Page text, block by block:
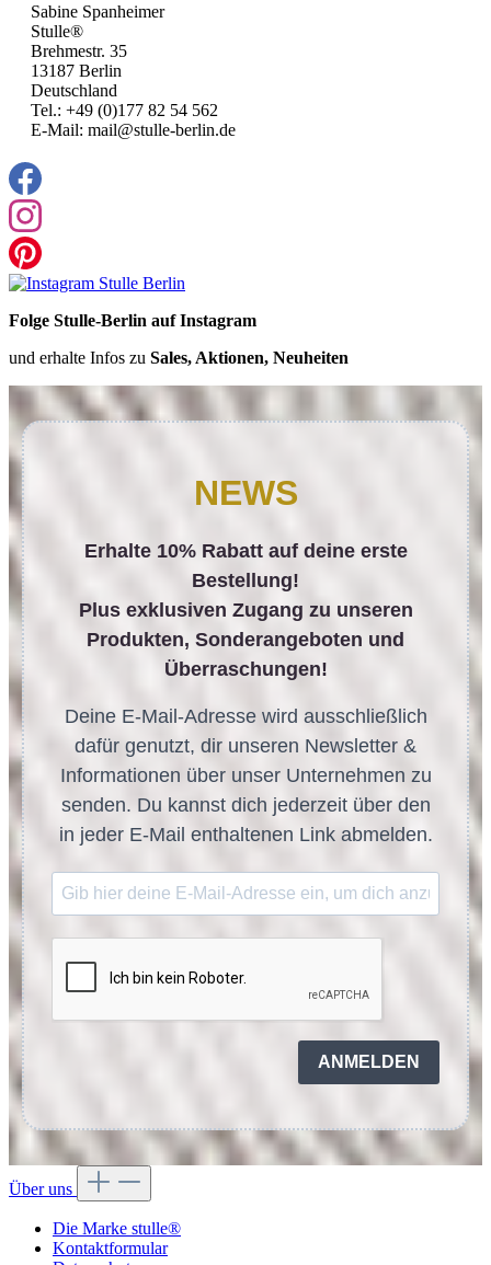
Sabine Spanheimer
Stulle®
Brehmestr. 35
13187 Berlin
Deutschland
Tel.: +49 (0)177 82 54 562
E-Mail: mail@stulle-berlin.de
Folge Stulle-Berlin auf Instagram
und erhalte Infos zu Sales, Aktionen, Neuheiten
NEWS
Erhalte 10% Rabatt auf deine erste
Bestellung!
Plus exklusiven Zugang zu unseren
Produkten, Sonderangeboten und
Überraschungen!
Deine E-Mail-Adresse wird ausschließlich
dafür genutzt, dir unseren Newsletter &
Informationen über unser Unternehmen zu
senden. Du kannst dich jederzeit über den
in jeder E-Mail enthaltenen Link abmelden.
ANMELDEN
Über uns
Die Marke stulle®
Kontaktformular